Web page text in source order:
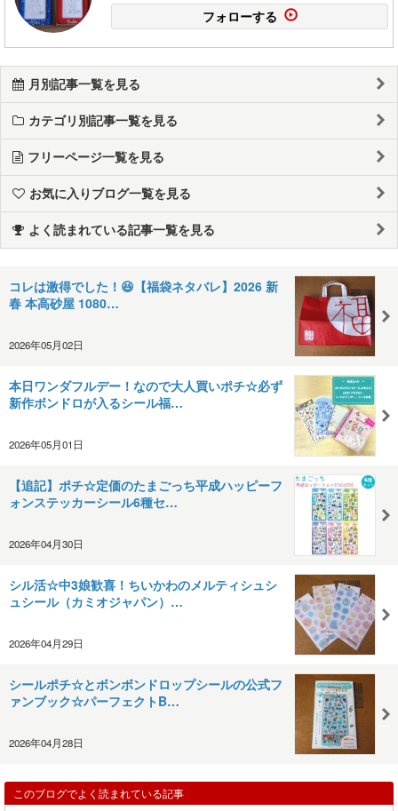
フォローする
月別記事一覧を見る
カテゴリ別記事一覧を見る
フリーページ一覧を見る
お気に入りブログ一覧を見る
よく読まれている記事一覧を見る
コレは激得でした！😆【福袋ネタバレ】2026 新
春 本高砂屋 1080…
2026年05月02日
本日ワンダフルデー！なので大人買いポチ☆必ず
新作ボンドロが入るシール福…
2026年05月01日
【追記】ポチ☆定価のたまごっち平成ハッピーフ
ォンステッカーシール6種セ…
2026年04月30日
シル活☆中3娘歓喜！ちいかわのメルティシュシ
ュシール（カミオジャパン）…
2026年04月29日
シールポチ☆とボンボンドロップシールの公式フ
ァンブック☆パーフェクトB…
2026年04月28日
このブログでよく読まれている記事